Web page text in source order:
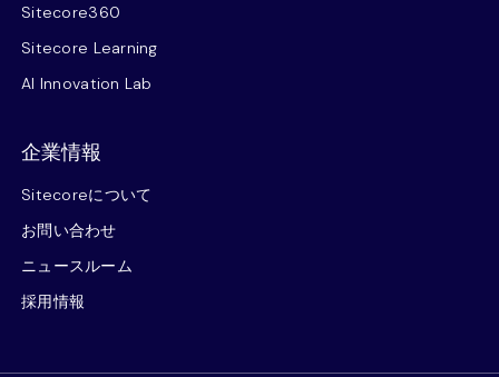
Sitecore360
Sitecore Learning
AI Innovation Lab
企業情報
Sitecoreについて
お問い合わせ
ニュースルーム
採用情報